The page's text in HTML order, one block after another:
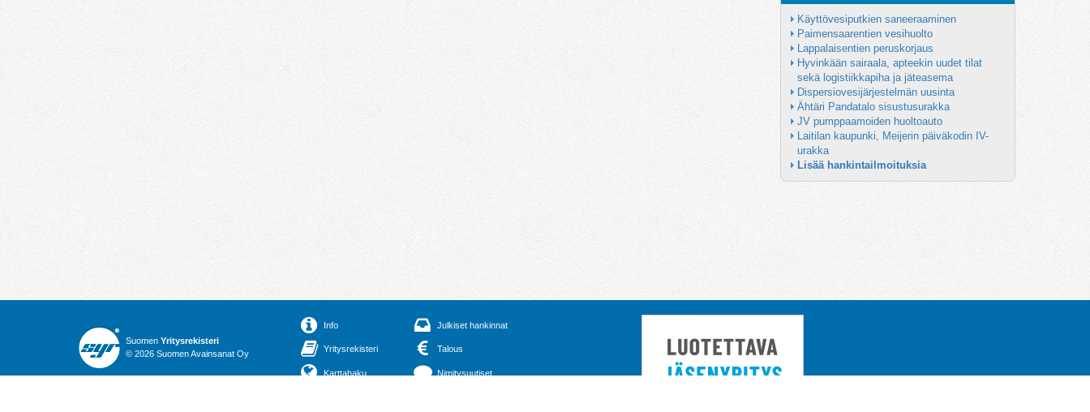
Käyttövesiputkien saneeraaminen
Paimensaarentien vesihuolto
Lappalaisentien peruskorjaus
Hyvinkään sairaala, apteekin uudet tilat
sekä logistiikkapiha ja jäteasema
Dispersiovesijärjestelmän uusinta
Ähtäri Pandatalo sisustusurakka
JV pumppaamoiden huoltoauto
Laitilan kaupunki, Meijerin päiväkodin IV-
urakka
Lisää hankintailmoituksia
Suomen Yritysrekisteri
© 2026 Suomen Avainsanat Oy
Info
Yritysrekisteri
Karttahaku
Julkiset hankinnat
Talous
Nimitysuutiset